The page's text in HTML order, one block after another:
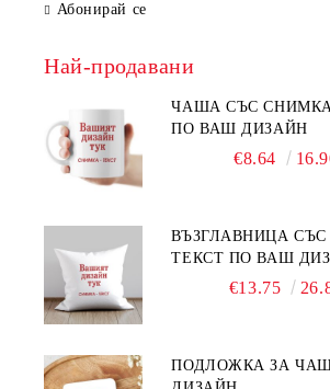
Абонирай се
Най-продавани
ЧАША СЪС
ПО ВАШ ДИЗАЙН
€8.64
ВЪЗГЛАВНИЦА
ТЕКСТ ПО ВАШ
€13.75
ПОДЛОЖКА ЗА